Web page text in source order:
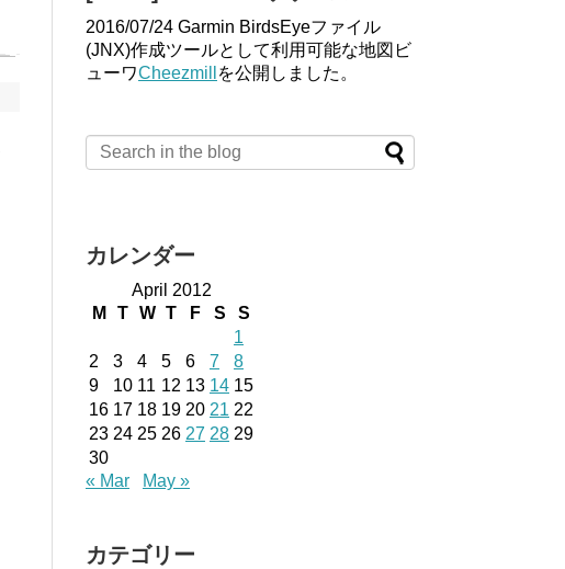
2016/07/24 Garmin BirdsEyeファイル
(JNX)作成ツールとして利用可能な地図ビ
ューワCheezmill を公開しました。
カレンダー
April 2012
M
T W T F S
S
1
2
3 4 5 6 7
8
9
10 11 12 13 14 15
16 17 18 19 20 21 22
23 24 25 26 27 28 29
30
« Mar
May »
カテゴリー